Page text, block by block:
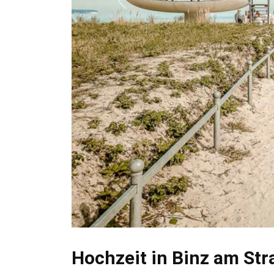
Previous
Hochzeit in Binz am